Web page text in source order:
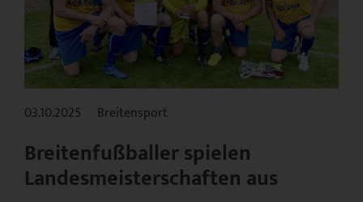
03.10.2025 Breitensport
Breitenfußballer spielen
Landesmeisterschaften aus